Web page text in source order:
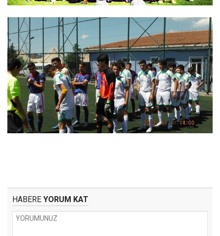
HABERE YORUM KAT